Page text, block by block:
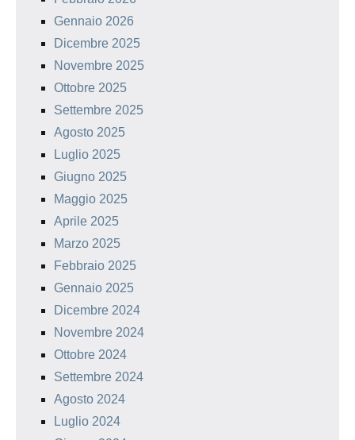
Gennaio 2026
Dicembre 2025
Novembre 2025
Ottobre 2025
Settembre 2025
Agosto 2025
Luglio 2025
Giugno 2025
Maggio 2025
Aprile 2025
Marzo 2025
Febbraio 2025
Gennaio 2025
Dicembre 2024
Novembre 2024
Ottobre 2024
Settembre 2024
Agosto 2024
Luglio 2024